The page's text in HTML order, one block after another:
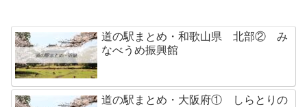
道の駅まとめ・和歌山県 北部② み
なべうめ振興館
道の駅まとめ・大阪府① しらとりの